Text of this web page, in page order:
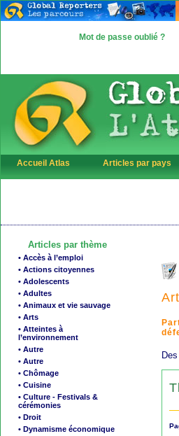
Mot de passe oublié ?
Accueil Atlas Articles par pays
Articles par thème
• Accès à l’emploi
• Actions citoyennes
• Adolescents
• Adultes
• Animaux et vie sauvage
• Arts
• Atteintes à
l’environnement
• Autre
• Autre
• Chômage
• Cuisine
• Culture - Festivals &
cérémonies
• Droit
• Dynamisme économique